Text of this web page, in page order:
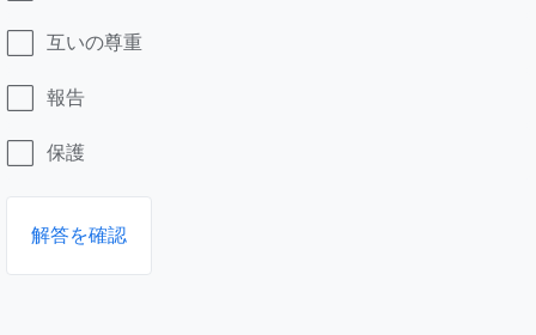
互いの尊重
報告
保護
解答を確認